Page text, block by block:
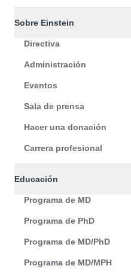
Sobre Einstein
Directiva
Administración
Eventos
Sala de prensa
Hacer una donación
Carrera profesional
Educación
Programa de MD
Programa de PhD
Programa de MD/PhD
Programa de MD/MPH